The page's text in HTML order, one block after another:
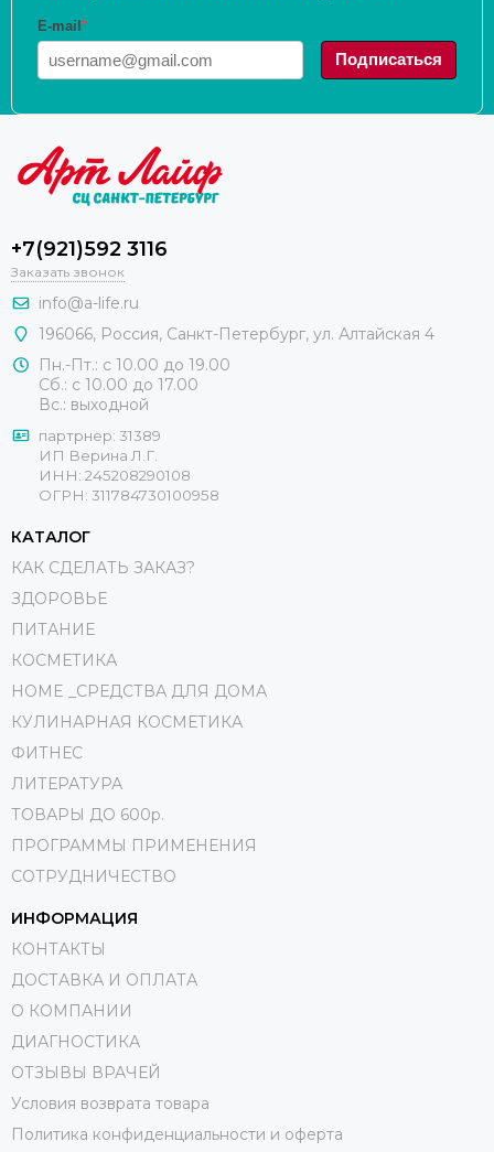
E-mail *
Подписаться
+7(921)592 3116
Заказать звонок
info@a-life.ru
196066, Россия, Санкт-Петербург, ул. Алтайская 4
Пн.-Пт.: с 10.00 до 19.00
Сб.: с 10.00 до 17.00
Вс.: выходной
партрнер: 31389
ИП Верина Л.Г.
ИНН: 245208290108
ОГРН: 311784730100958
КАТАЛОГ
КАК СДЕЛАТЬ ЗАКАЗ?
ЗДОРОВЬЕ
ПИТАНИЕ
КОСМЕТИКА
HOME _СРЕДСТВА ДЛЯ ДОМА
КУЛИНАРНАЯ КОСМЕТИКА
ФИТНЕС
ЛИТЕРАТУРА
ТОВАРЫ ДО 600р.
ПРОГРАММЫ ПРИМЕНЕНИЯ
СОТРУДНИЧЕСТВО
ИНФОРМАЦИЯ
КОНТАКТЫ
ДОСТАВКА И ОПЛАТА
О КОМПАНИИ
ДИАГНОСТИКА
ОТЗЫВЫ ВРАЧЕЙ
Условия возврата товара
Политика конфиденциальности и оферта